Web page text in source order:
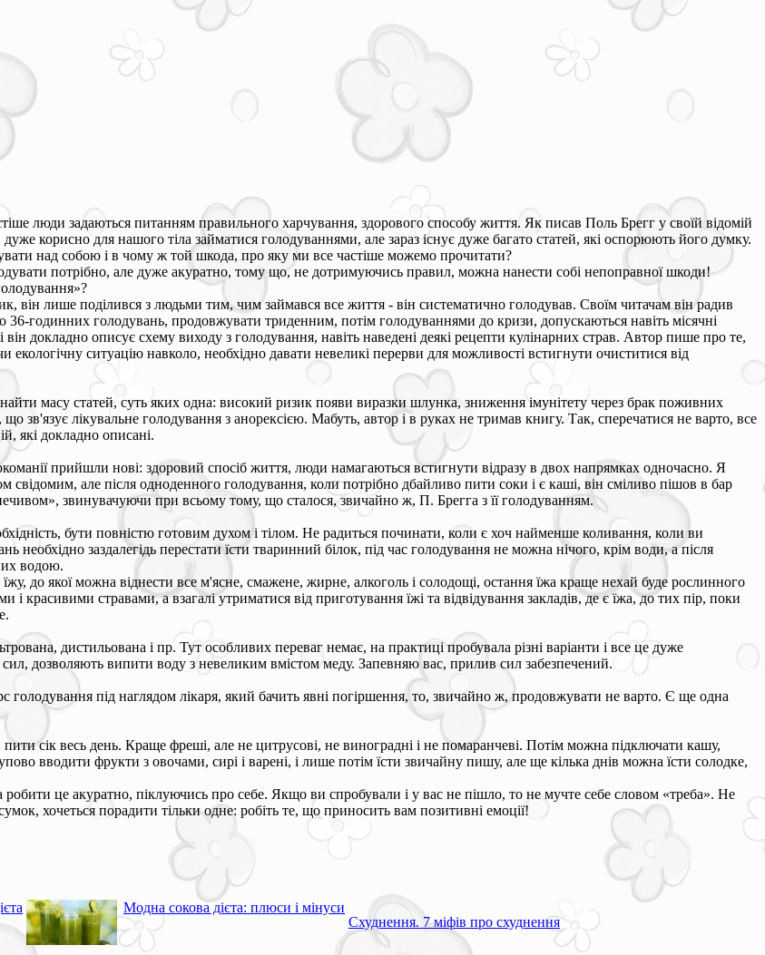
люди задаються питанням правильного харчування, здорового способу життя. Як писав Поль Брегг у своїй відомій
корисно для нашого тіла займатися голодуваннями, але зараз існує дуже багато статей, які оспорюють його думку.
над собою і в чому ж той шкода, про яку ми все частіше можемо прочитати?
потрібно, але дуже акуратно, тому що, не дотримуючись правил, можна нанести собі непоправної шкоди!
він лише поділився з людьми тим, чим займався все життя - він систематично голодував. Своїм читачам він радив
36-годинних голодувань, продовжувати триденним, потім голодуваннями до кризи, допускаються навіть місячні
він докладно описує схему виходу з голодування, навіть наведені деякі рецепти кулінарних страв. Автор пише про те,
екологічну ситуацію навколо, необхідно давати невеликі перерви для можливості встигнути очиститися від
масу статей, суть яких одна: високий ризик появи виразки шлунка, зниження імунітету через брак поживних
зв'язує лікувальне голодування з анорексією. Мабуть, автор і в руках не тримав книгу. Так, сперечатися не варто, все
які докладно описані.
прийшли нові: здоровий спосіб життя, люди намагаються встигнути відразу в двох напрямках одночасно. Я
але після одноденного голодування, коли потрібно дбайливо пити соки і є каші, він сміливо пішов в бар
звинувачуючи при всьому тому, що сталося, звичайно ж, П. Брегга з її голодуванням.
бути повністю готовим духом і тілом. Не радиться починати, коли є хоч найменше коливання, коли ви
необхідно заздалегідь перестати їсти тваринний білок, під час голодування не можна нічого, крім води, а після
водою.
до якої можна віднести все м'ясне, смажене, жирне, алкоголь і солодощі, остання їжа краще нехай буде рослинного
стравами, а взагалі утриматися від приготування їжі та відвідування закладів, де є їжа, до тих пір, поки
дистильована і пр. Тут особливих переваг немає, на практиці пробувала різні варіанти і все це дуже
сил, дозволяють випити воду з невеликим вмістом меду. Запевняю вас, прилив сил забезпечений.
під наглядом лікаря, який бачить явні погіршення, то, звичайно ж, продовжувати не варто. Є ще одна
сік весь день. Краще фреші, але не цитрусові, не виноградні і не помаранчеві. Потім можна підключати кашу,
вводити фрукти з овочами, сирі і варені, і лише потім їсти звичайну пишу, але ще кілька днів можна їсти солодке,
це акуратно, піклуючись про себе. Якщо ви спробували і у вас не пішло, то не мучте себе словом «треба». Не
хочеться порадити тільки одне: робіть те, що приносить вам позитивні емоції!
Модна сокова дієта: плюси і мінуси
Схуднення. 7 міфів про схуднення